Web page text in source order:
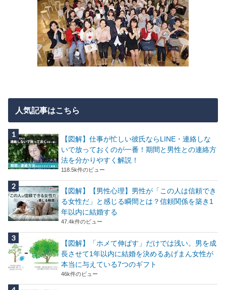
人気記事はこちら
【図解】仕事が忙しい彼氏ならLINE・連絡しな
いで放っておくのが一番！期間と男性との連絡方
法を分かりやすく解説！
118.5k件のビュー
【図解】【男性心理】男性が「この人は信頼でき
る女性だ」と感じる瞬間とは？信頼関係を築き1
年以内に結婚する
47.4k件のビュー
【図解】「ホメて伸ばす」だけでは浅い。男を成
長させて1年以内に結婚を決めるあげまん女性が
本当に与えている7つのギフト
46k件のビュー